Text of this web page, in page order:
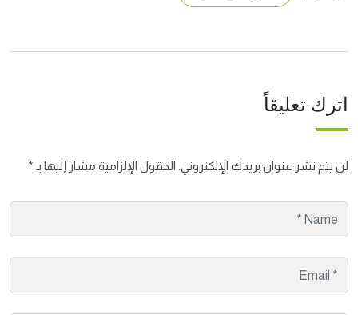
اترك تعليقاً
لن يتم نشر عنوان بريدك الإلكتروني. الحقول الإلزامية مشار إليها بـ *